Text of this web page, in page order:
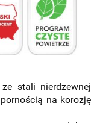
stali nierdzewnej
na korozję